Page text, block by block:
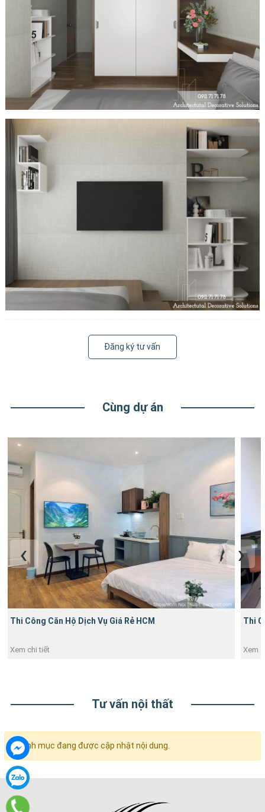
Đăng ký tư vấn
Cùng dự án
Thi Công Căn Hộ Dịch Vụ Giá Rẻ HCM
Xem chi tiết
Thi
Xem
Tư vấn nội thất
Danh mục đang được cập nhật nội dung.